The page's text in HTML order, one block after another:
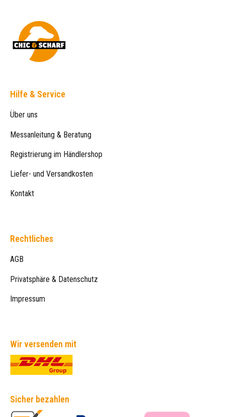
Hilfe & Service
Über uns
Messanleitung & Beratung
Registrierung im Händlershop
Liefer- und Versandkosten
Kontakt
Rechtliches
AGB
Privatsphäre & Datenschutz
Impressum
Wir versenden mit
Sicher bezahlen